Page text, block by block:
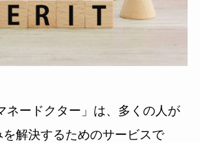
ネードクター」は、多くの人が
解決するためのサービスで